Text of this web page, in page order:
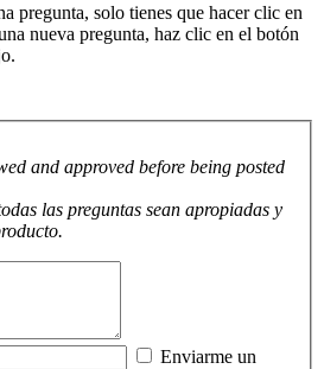
pregunta, solo tienes que hacer clic en
nueva pregunta, haz clic en el botón
and approved before being posted
las preguntas sean apropiadas y
Enviarme un